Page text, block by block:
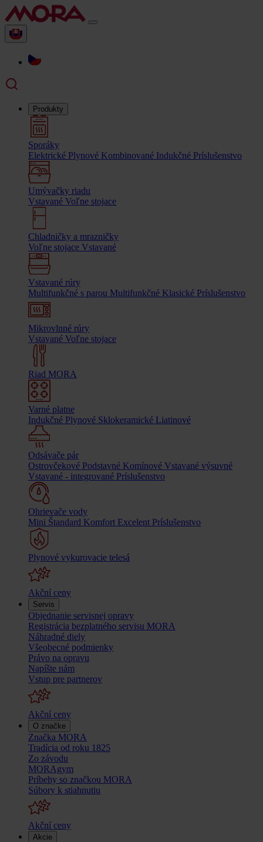
Produkty
Sporáky
Elektrické Plynové Kombinované Indukčné Príslušenstvo
Umývačky riadu
Vstavané Voľne stojace
Chladničky a mrazničky
Voľne stojace Vstavané
Vstavané rúry
Multifunkčné s parou Multifunkčné Klasické Príslušenstvo
Mikrovlnné rúry
Vstavané Voľne stojace
Riad MORA
Varné platne
Indukčné Plynové Sklokeramické Liatinové
Odsávače pár
Ostrovčekové Podstavné Komínové Vstavané výsuvné
Vstavané - integrované Príslušenstvo
Ohrievače vody
Mini Štandard Komfort Excelent Príslušenstvo
Plynové vykurovacie telesá
Akční ceny
Servis
Objednanie servisnej opravy
Registrácia bezplatného servisu MORA
Náhradné diely
Všeobecné podmienky
Právo na opravu
Napíšte nám
Vstup pre partnerov
Akční ceny
O značke
Značka MORA
Tradícia od roku 1825
Zo závodu
MORAgym
Príbehy so značkou MORA
Súbory k stiahnutiu
Akční ceny
Akcie